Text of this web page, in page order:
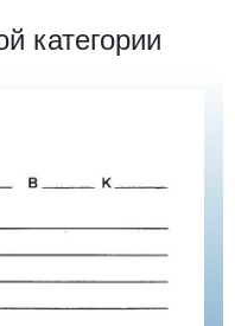
категории